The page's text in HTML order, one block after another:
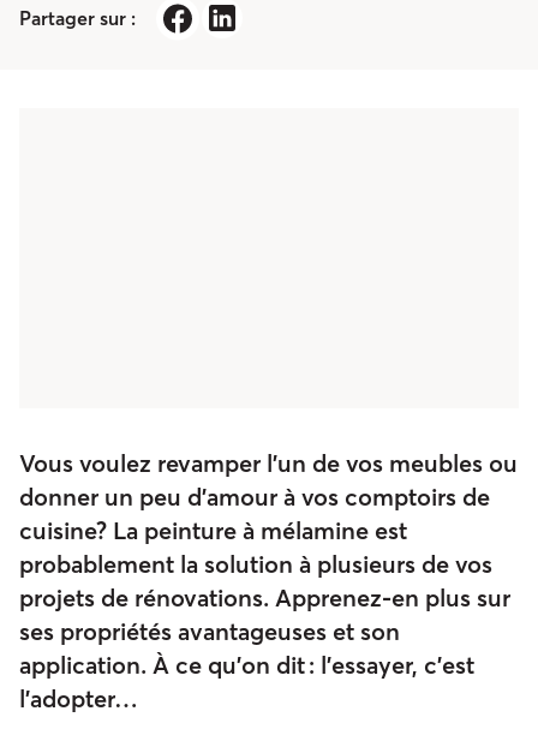
Partager sur :
Vous voulez revamper l’un de vos meubles ou
donner un peu d’amour à vos comptoirs de
cuisine? La peinture à mélamine est
probablement la solution à plusieurs de vos
projets de rénovations. Apprenez-en plus sur
ses propriétés avantageuses et son
application. À ce qu’on dit : l’essayer, c’est
l’adopter…